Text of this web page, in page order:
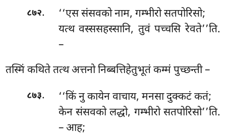
८७२.
‘‘एस संसवको नाम, गम्भीरो सतपोरिसो;
यत्थ वस्ससहस्सानि, तुवं पच्चसि रेवते’’ति.
–
तस्मिंकथिते तत्थ अत्तनो निब्बत्तिहेतुभूतं कम्मं पुच्छन्ती –
८७३.
‘‘किं नु कायेन वाचाय, मनसा दुक्कटं कतं;
केन संसवको लद्धो, गम्भीरो सतपोरिसो’’ति.
– आह;